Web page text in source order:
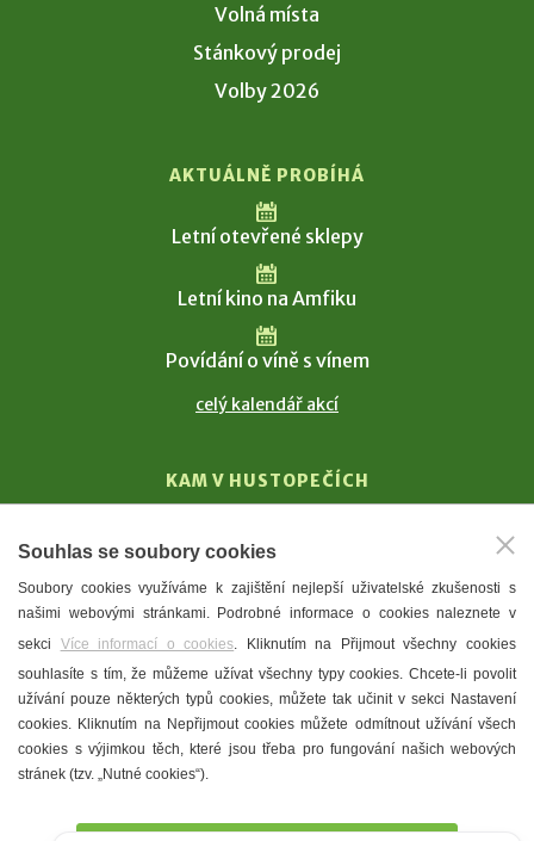
Volná místa
Stánkový prodej
Volby 2026
AKTUÁLNĚ PROBÍHÁ
Letní otevřené sklepy
Letní kino na Amfiku
Povídání o víně s vínem
celý kalendář akcí
KAM V HUSTOPEČÍCH
T. G. Masaryk
Mandloně
Ubytování
Restaurace
Městské muzeum a galerie
Denní meníčka
Souhlas se soubory cookies
Soubory cookies využíváme k zajištění nejlepší uživatelské zkušenosti s
našimi webovými stránkami. Podrobné informace o cookies naleznete v
sekci Více informací o cookies. Kliknutím na Přijmout všechny cookies
souhlasíte s tím, že můžeme užívat všechny typy cookies. Chcete-li povolit
užívání pouze některých typů cookies, můžete tak učinit v sekci Nastavení
cookies. Kliknutím na Nepřijmout cookies můžete odmítnout užívání všech
cookies s výjimkou těch, které jsou třeba pro fungování našich webových
stránek (tzv. „Nutné cookies“).